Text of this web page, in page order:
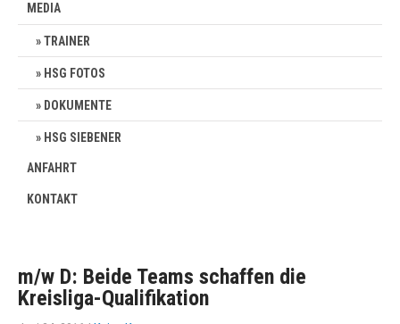
MEDIA
TRAINER
HSG FOTOS
DOKUMENTE
HSG SIEBENER
ANFAHRT
KONTAKT
m/w D: Beide Teams schaffen die
Kreisliga-Qualifikation